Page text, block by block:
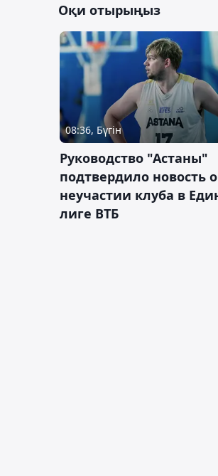
Оқи отырыңыз
08:36, Бүгін
Руководство "Астаны"
подтвердило новость о
неучастии клуба в
лиге ВТБ